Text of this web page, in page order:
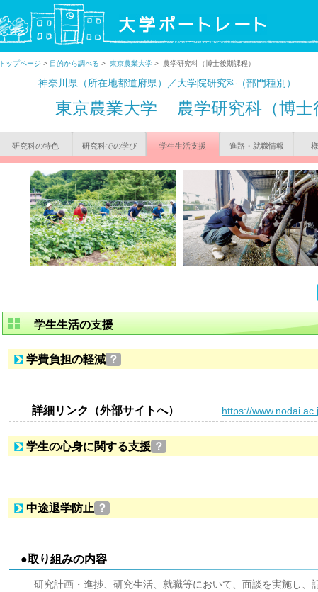
トップページ > 目的から調べる > 東京農業大学 > 農学研究科（博士後期課程）
神奈川県（所在地都道府県）／大学院研究科（部門種別）
東京農業大学 農学研究科（博士
研究科の特色 研究科での学び 学生生活支援 進路・就職情報
学生生活の支援
学費負担の軽減 ？
詳細リンク（外部サイトへ） https://
学生の心身に関する支援 ？
中途退学防止 ？
●取り組みの内容
研究計画・進捗、研究生活、就職等において、面談を実施し、